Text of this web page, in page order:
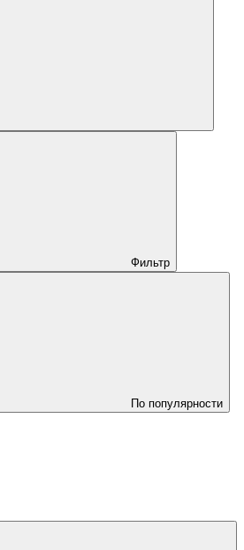
Фильтр
По популярности